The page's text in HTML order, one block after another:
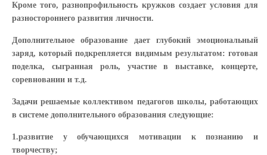
Кроме того, разнопрофильность кружков создает условия для
разностороннего развития личности.
Дополнительное образование дает глубокий эмоциональный
заряд, который подкрепляется видимым результатом: готовая
поделка, сыгранная роль, участие в выставке, концерте,
соревновании и т.д.
Задачи решаемые коллективом педагогов школы, работающих
в системе дополнительного образования следующие:
1.развитие у обучающихся мотивации к познанию и
творчеству;